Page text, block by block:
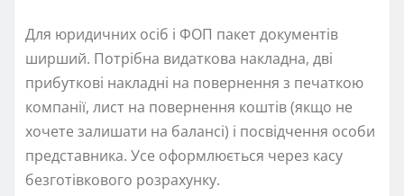
Для юридичних осіб і ФОП пакет документів
ширший. Потрібна видаткова накладна, дві
прибуткові накладні на повернення з печаткою
компанії, лист на повернення коштів (якщо не
хочете залишати на балансі) і посвідчення особи
представника. Усе оформлюється через касу
безготівкового розрахунку.